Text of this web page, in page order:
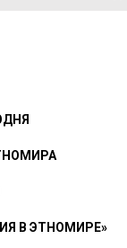
В ЭТНОМИРЕ»